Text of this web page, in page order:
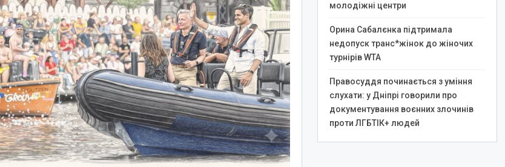
молодіжні центри
Орина Сабалєнка підтримала
недопуск транс*жінок до жіночих
турнірів WTA
Правосуддя починається з уміння
слухати: у Дніпрі говорили про
документування воєнних злочинів
проти ЛГБТІК+ людей